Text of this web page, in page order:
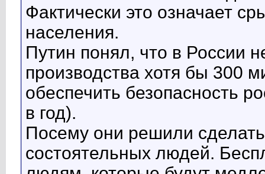
Фактически это означает
населения.
Путин понял, что в России
производства хотя бы 300
обеспечить безопасность
в год).
Посему они решили
состоятельных людей.